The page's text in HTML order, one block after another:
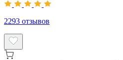
2293 отзывов